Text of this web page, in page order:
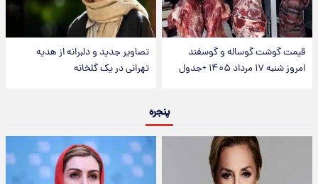
قیمت گوشت گوساله و گوسفند
امروز شنبه ۱۷ مرداد ۱۴۰۵ +جدول
تصاویر جدید و دلبرانه از هدیه
تهرانی در یک گلخانه
پنجره